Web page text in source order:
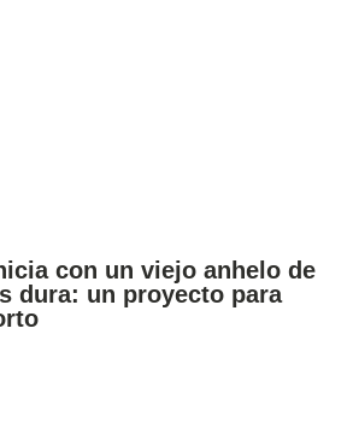
con un viejo anhelo de
dura: un proyecto para